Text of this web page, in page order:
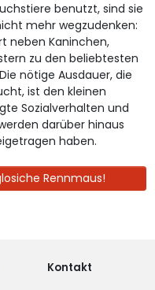
benutzt, sind sie
mehr wegzudenken:
neben Kaninchen,
zu den beliebtesten
nötige Ausdauer, die
ist den kleinen
Sozialverhalten und
darüber hinaus
haben.
Rennmaus!
Kontakt